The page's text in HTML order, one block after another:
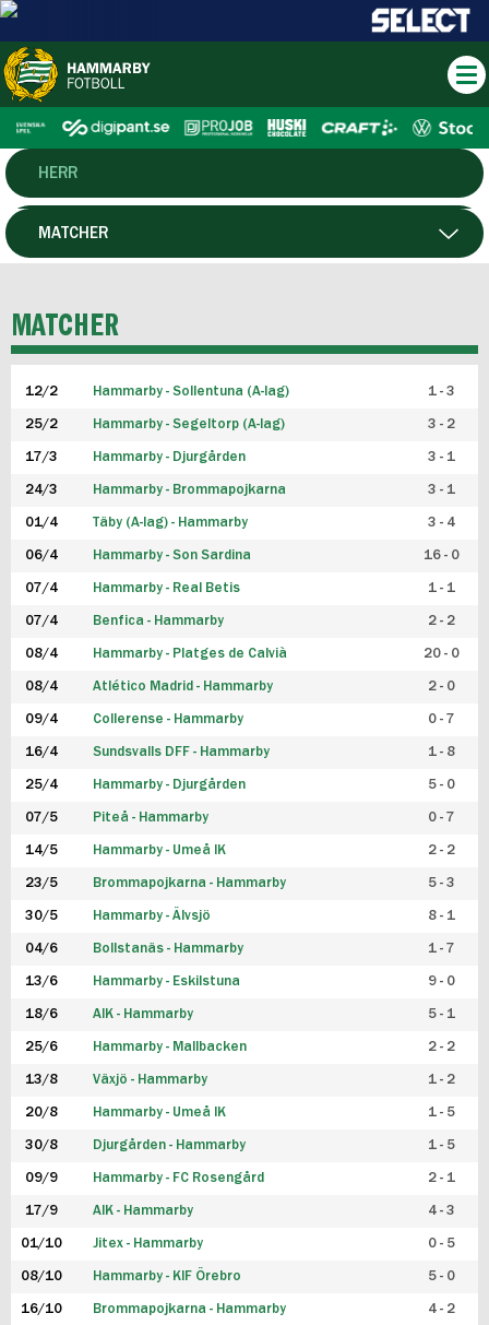
HERR
DAM
P19
F19
FUTSAL HERR
FUTSAL DAM
MATCHER
MATCHER
12/2 Hammarby - Sollentuna (A-lag) 1 - 3
25/2 Hammarby - Segeltorp (A-lag) 3 - 2
17/3 Hammarby - Djurgården 3 - 1
24/3 Hammarby - Brommapojkarna 3 - 1
01/4 Täby (A-lag) - Hammarby 3 - 4
06/4 Hammarby - Son Sardina 16 - 0
07/4 Hammarby - Real Betis 1 - 1
07/4 Benfica - Hammarby 2 - 2
08/4 Hammarby - Platges de Calvià 20 - 0
08/4 Atlético Madrid - Hammarby 2 - 0
09/4 Collerense - Hammarby 0 - 7
16/4 Sundsvalls DFF - Hammarby 1 - 8
25/4 Hammarby - Djurgården 5 - 0
07/5 Piteå - Hammarby 0 - 7
14/5 Hammarby - Umeå IK 2 - 2
23/5 Brommapojkarna - Hammarby 5 - 3
30/5 Hammarby - Älvsjö 8 - 1
04/6 Bollstanäs - Hammarby 1 - 7
13/6 Hammarby - Eskilstuna 9 - 0
18/6 AIK - Hammarby 5 - 1
25/6 Hammarby - Mallbacken 2 - 2
13/8 Växjö - Hammarby 1 - 2
20/8 Hammarby - Umeå IK 1 - 5
30/8 Djurgården - Hammarby 1 - 5
09/9 Hammarby - FC Rosengård 2 - 1
17/9 AIK - Hammarby 4 - 3
01/10 Jitex - Hammarby 0 - 5
08/10 Hammarby - KIF Örebro 5 - 0
16/10 Brommapojkarna - Hammarby 4 - 2